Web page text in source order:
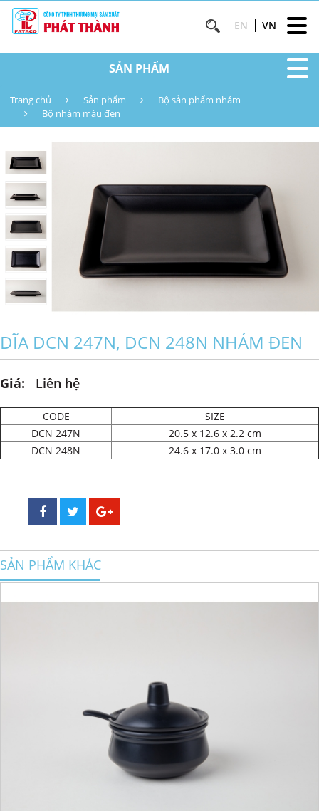
EN VN
SẢN PHẨM
Trang chủ Sản phẩm
Bộ sản phẩm nhám
Bộ nhám màu đen
DĨA DCN 247N, DCN 248N NHÁM ĐEN
Giá: Liên hệ
CODE
SIZE
DCN 247N
20.5 x 12.6 x 2.2 cm
DCN 248N
24.6 x 17.0 x 3.0 cm
SẢN PHẨM KHÁC